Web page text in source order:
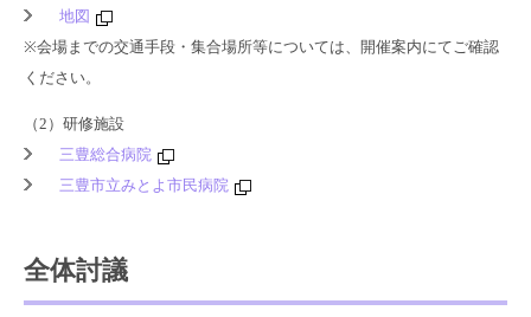
地図
※会場までの交通手段・集合場所等については、開催案内にてご確認
ください。
（2）研修施設
三豊総合病院
三豊市立みとよ市民病院
全体討議